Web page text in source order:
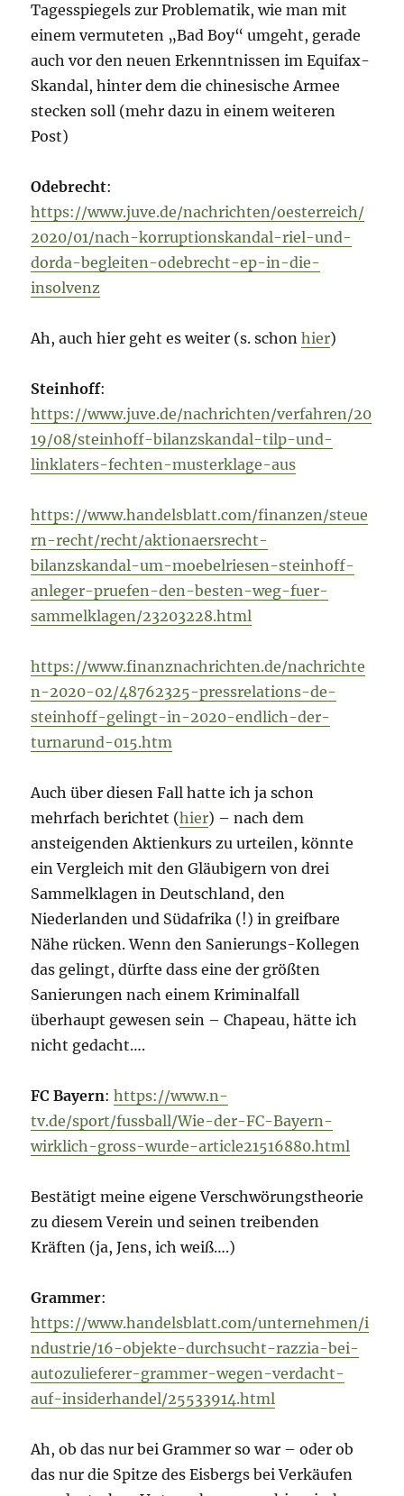
Tagesspiegels zur Problematik, wie man mit
einem vermuteten „Bad Boy“ umgeht, gerade
auch vor den neuen Erkenntnissen im Equifax-
Skandal, hinter dem die chinesische Armee
stecken soll (mehr dazu in einem weiteren
Post)
Odebrecht:
https://www.juve.de/nachrichten/oesterreich/
2020/01/nach-korruptionskandal-riel-und-
dorda-begleiten-odebrecht-ep-in-die-
insolvenz
Ah, auch hier geht es weiter (s. schonhier)
Steinhoff:
https://www.juve.de/nachrichten/verfahren/20
19/08/steinhoff-bilanzskandal-tilp-und-
linklaters-fechten-musterklage-aus
https://www.handelsblatt.com/finanzen/steue
rn-recht/recht/aktionaersrecht-
bilanzskandal-um-moebelriesen-steinhoff-
anleger-pruefen-den-besten-weg-fuer-
sammelklagen/23203228.html
https://www.finanznachrichten.de/nachrichte
n-2020-02/48762325-pressrelations-de-
steinhoff-gelingt-in-2020-endlich-der-
turnarund-015.htm
Auch über diesen Fall hatte ich ja schon
mehrfach berichtet (hier) – nach dem
ansteigenden Aktienkurs zu urteilen, könnte
ein Vergleich mit den Gläubigern von drei
Sammelklagen in Deutschland, den
Niederlanden und Südafrika (!) in greifbare
Nähe rücken. Wenn den Sanierungs-Kollegen
das gelingt, dürfte dass eine der größten
Sanierungen nach einem Kriminalfall
überhaupt gewesen sein – Chapeau, hätte ich
nicht gedacht….
FC Bayern:https://www.n-
tv.de/sport/fussball/Wie-der-FC-Bayern-
wirklich-gross-wurde-article21516880.html
Bestätigt meine eigene Verschwörungstheorie
zu diesem Verein und seinen treibenden
Kräften (ja, Jens, ich weiß….)
Grammer:
https://www.handelsblatt.com/unternehmen/i
ndustrie/16-objekte-durchsucht-razzia-bei-
autozulieferer-grammer-wegen-verdacht-
auf-insiderhandel/25533914.html
Ah, ob das nur bei Grammer so war – oder ob
das nur die Spitze des Eisbergs bei Verkäufen